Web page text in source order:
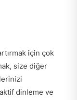
için çok
size diğer
dinleme ve